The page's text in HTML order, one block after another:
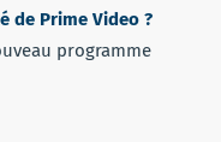
de Prime Video ?
programme